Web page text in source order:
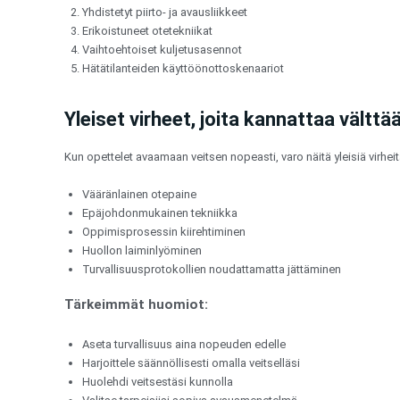
Yhdistetyt piirto- ja avausliikkeet
Erikoistuneet otetekniikat
Vaihtoehtoiset kuljetusasennot
Hätätilanteiden käyttöönottoskenaariot
Yleiset virheet, joita kannattaa
Kun opettelet avaamaan veitsen nopeasti, varo näitä yleisiä
Vääränlainen otepaine
Epäjohdonmukainen tekniikka
Oppimisprosessin kiirehtiminen
Huollon laiminlyöminen
Turvallisuusprotokollien noudattamatta jättäminen
Tärkeimmät huomiot:
Aseta turvallisuus aina nopeuden edelle
Harjoittele säännöllisesti omalla veitselläsi
Huolehdi veitsestäsi kunnolla